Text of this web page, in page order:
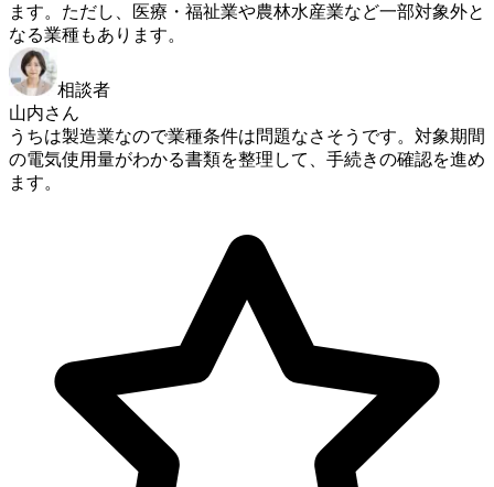
ます。ただし、医療・福祉業や農林水産業など一部対象外と
なる業種もあります。
相談者
山内さん
うちは製造業なので業種条件は問題なさそうです。対象期間
の電気使用量がわかる書類を整理して、手続きの確認を進め
ます。